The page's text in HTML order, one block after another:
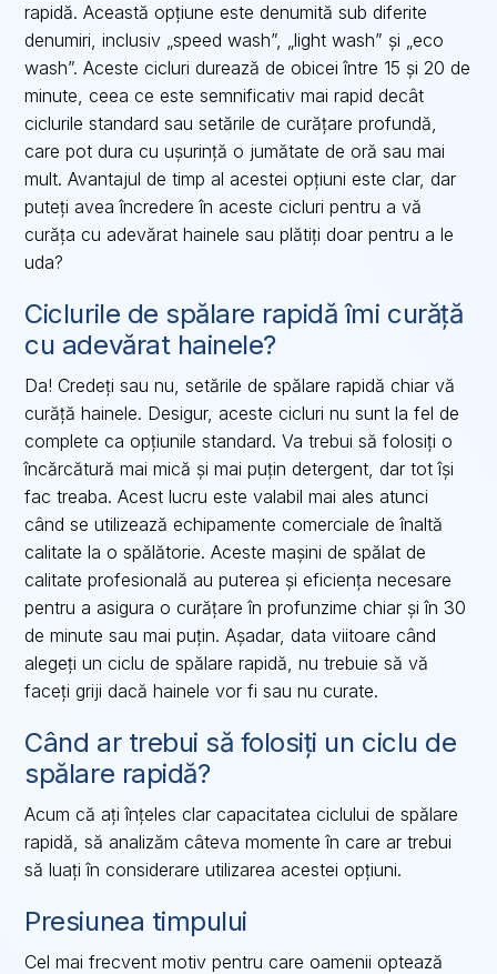
rapidă. Această opțiune este denumită sub diferite
denumiri, inclusiv „speed wash”, „light wash” și „eco
wash”. Aceste cicluri durează de obicei între 15 și 20 de
minute, ceea ce este semnificativ mai rapid decât
ciclurile standard sau setările de curățare profundă,
care pot dura cu ușurință o jumătate de oră sau mai
mult. Avantajul de timp al acestei opțiuni este clar, dar
puteți avea încredere în aceste cicluri pentru a vă
curăța cu adevărat hainele sau plătiți doar pentru a le
uda?
Ciclurile de spălare rapidă îmi curăță
cu adevărat hainele?
Da! Credeți sau nu, setările de spălare rapidă chiar vă
curăță hainele. Desigur, aceste cicluri nu sunt la fel de
complete ca opțiunile standard. Va trebui să folosiți o
încărcătură mai mică și mai puțin detergent, dar tot își
fac treaba. Acest lucru este valabil mai ales atunci
când se utilizează echipamente comerciale de înaltă
calitate la o spălătorie. Aceste mașini de spălat de
calitate profesională au puterea și eficiența necesare
pentru a asigura o curățare în profunzime chiar și în 30
de minute sau mai puțin. Așadar, data viitoare când
alegeți un ciclu de spălare rapidă, nu trebuie să vă
faceți griji dacă hainele vor fi sau nu curate.
Când ar trebui să folosiți un ciclu de
spălare rapidă?
Acum că ați înțeles clar capacitatea ciclului de spălare
rapidă, să analizăm câteva momente în care ar trebui
să luați în considerare utilizarea acestei opțiuni.
Presiunea timpului
Cel mai frecvent motiv pentru care oamenii optează